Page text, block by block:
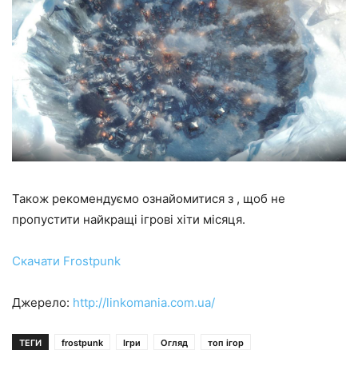
Також рекомендуємо ознайомитися з , щоб не
пропустити найкращі ігрові хіти місяця.
Скачати Frostpunk
Джерело: http://linkomania.com.ua/
ТЕГИ frostpunk Ігри Огляд топ ігор